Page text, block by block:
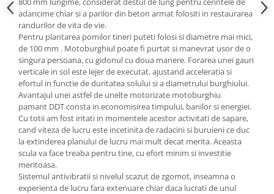
Masini de spalat vase
Masini de spalat vase incorporabile
Masini de spalat vase
independente
Motoburghiu/Foreza pamant
Pachete Incorporabile
Pirostrii & Arzatoare
Plasa umbrire
Pompe de stropit
Radiatoare
Semanatoare,Plantatoare
adancime chiar si a parilor din beton armat folositi in restaurarea
randurilor de vita de vie.
Pentru plantarea pomilor tineri puteti folosi si diametre mai mici,
de 100 mm . Motoburghiul poate fi purtat si manevrat usor de o
singura persoana, cu gidonul cu doua manere. Forarea unei gauri
verticale in sol este lejer de executat, ajustand acceleratia si
efortul in functie de duritatea solului si a diametrului burghiului.
Avantajul unei astfel de unelte motorizate motoburghiu
pamant DDT consta in economisirea timpului, banilor si energiei.
Cu totii am fost iritati in momentele acestor activitati de sapare,
cand viteza de lucru este incetinita de radacini si buruieni ce duc
la extinderea planului de lucru mai mult decat merita. Aceasta
scula va face treaba pentru tine, cu efort minim si investitie
meritoasa.
Sistemul antivibratii si nivelul scazut de zgomot, inseamna o
experienta de lucru fara extenuare chiar daca lucrati de unul